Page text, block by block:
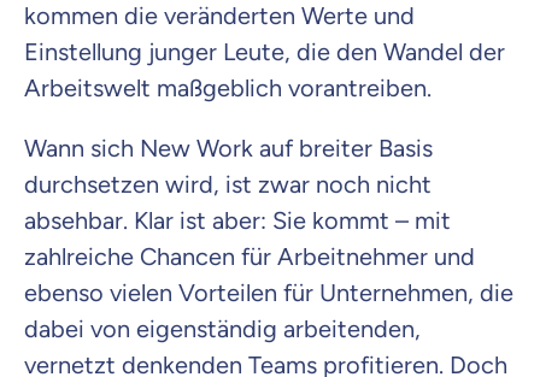
kommen die veränderten Werte und
Einstellung junger Leute, die den Wandel der
Arbeitswelt maßgeblich vorantreiben.
Wann sich New Work auf breiter Basis
durchsetzen wird, ist zwar noch nicht
absehbar. Klar ist aber: Sie kommt – mit
zahlreiche Chancen für Arbeitnehmer und
ebenso vielen Vorteilen für Unternehmen, die
dabei von eigenständig arbeitenden,
vernetzt denkenden Teams profitieren. Doch